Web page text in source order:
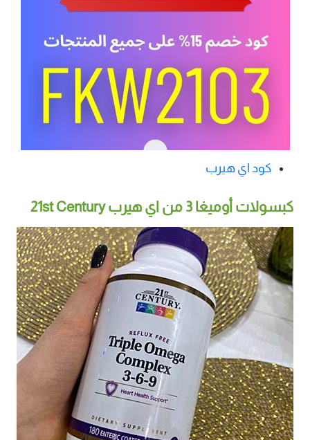
كود اي هيرب
كبسولات أوميغا 3 من اي هيرب 21st Century